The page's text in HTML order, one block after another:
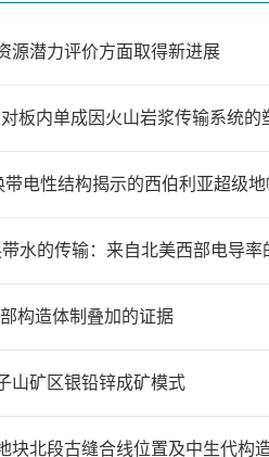
源潜力评价方面取得新进展
板内单成因火山岩浆传输系统的
电性结构揭示的西伯利亚超级地
水的传输：来自北美西部电导率
构造体制叠加的证据
山矿区银铅锌成矿模式
北段古缝合线位置及中生代构